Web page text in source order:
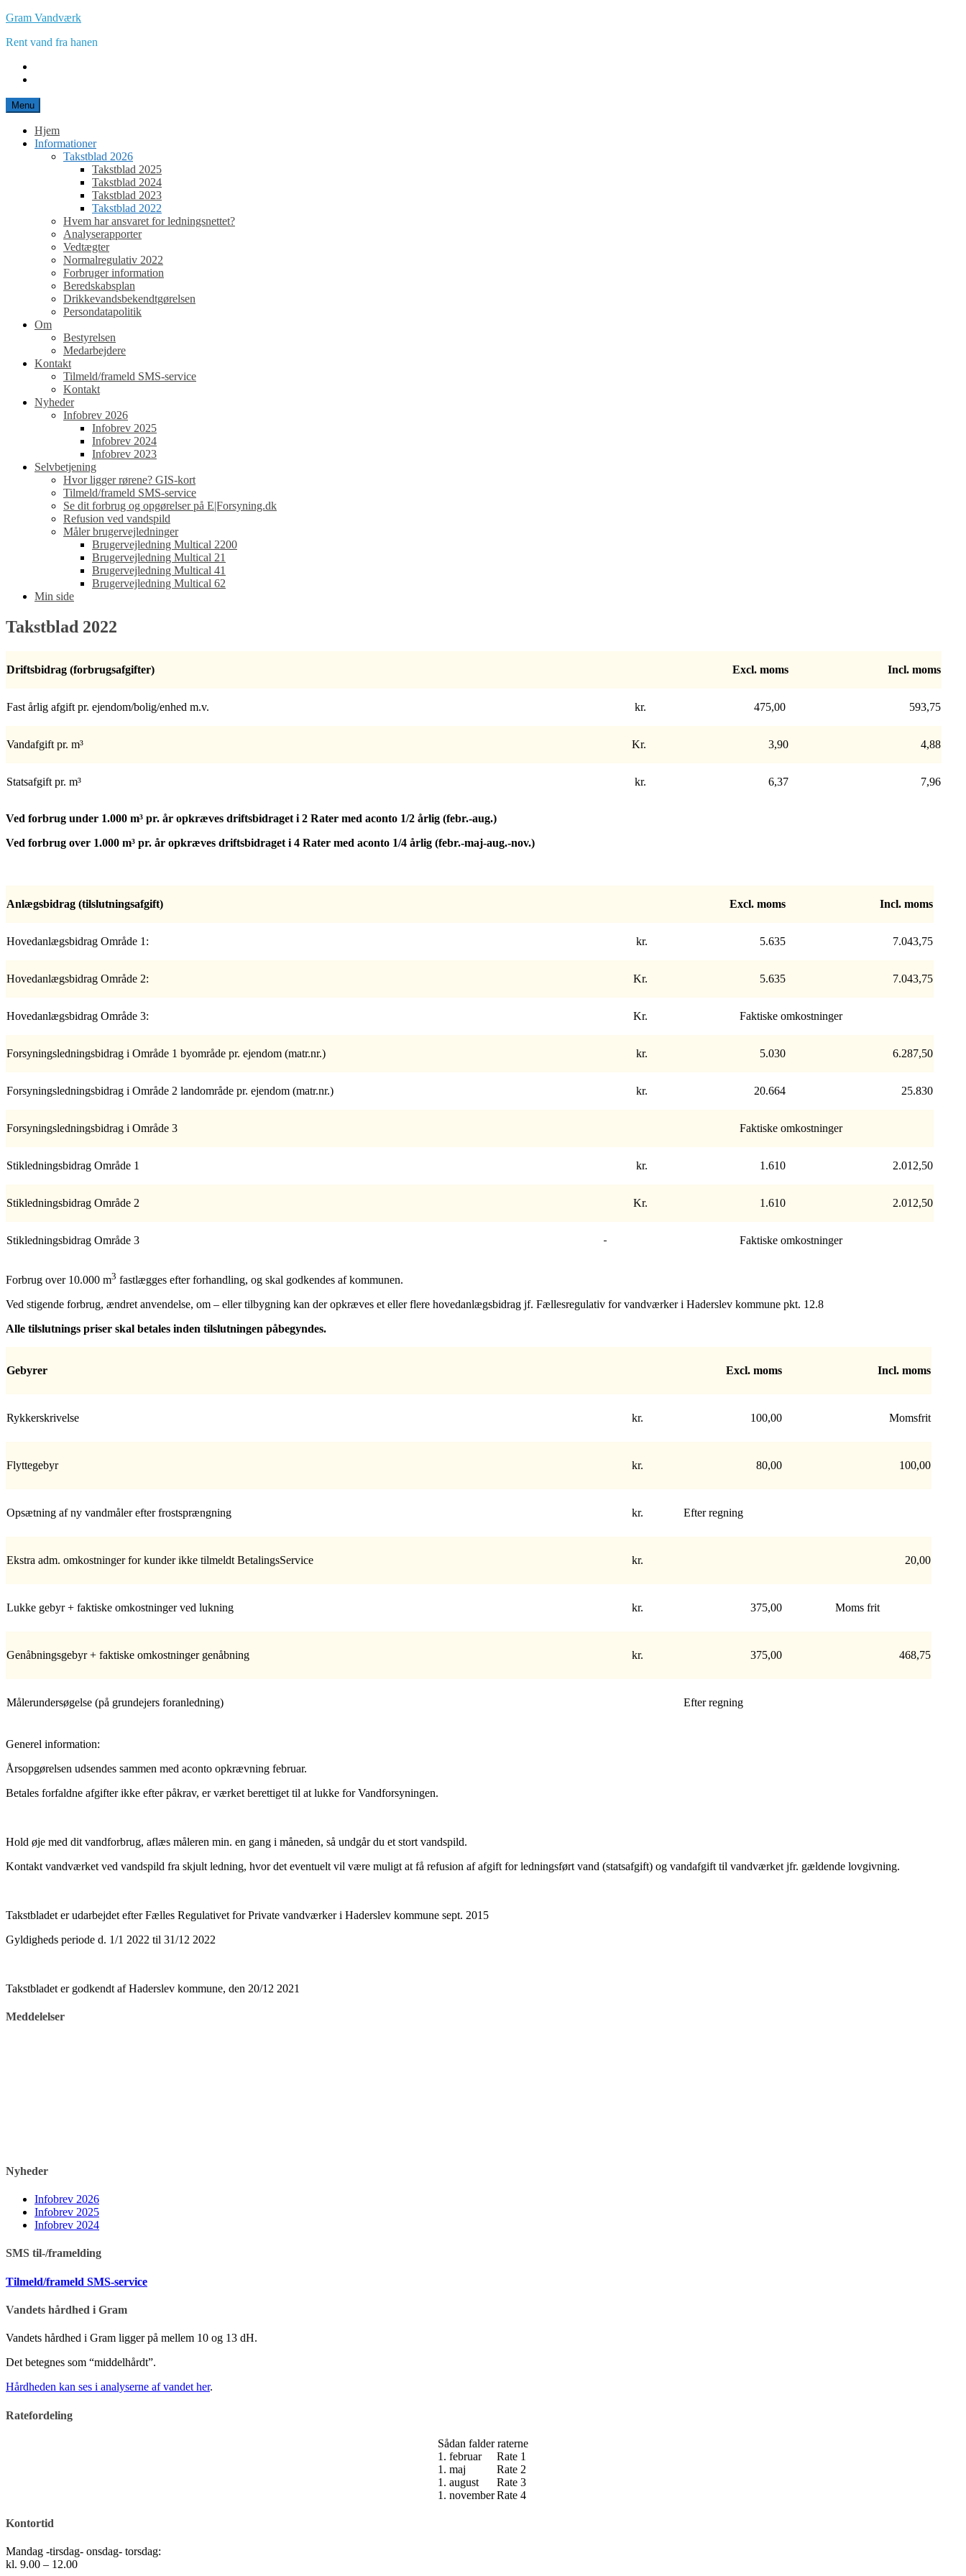
Spring
indhold
Gram Vandværk
Rent vand fra hanen
Menu
Hjem
Informationer
Takstblad 2026
Takstblad 2025
Takstblad 2024
Takstblad 2023
Takstblad 2022
Hvem har ansvaret for ledningsnettet?
Analyserapporter
Vedtægter
Normalregulativ 2022
Forbruger information
Beredskabsplan
Drikkevandsbekendtgørelsen
Persondatapolitik
Om
Bestyrelsen
Medarbejdere
Kontakt
Tilmeld/frameld SMS-service
Kontakt
Nyheder
Infobrev 2026
Infobrev 2025
Infobrev 2024
Infobrev 2023
Selvbetjening
Hvor ligger rørene? GIS-kort
Tilmeld/frameld SMS-service
Se dit forbrug og opgørelser på E|Forsyning.dk
Refusion ved vandspild
Måler brugervejledninger
Brugervejledning Multical 2200
Brugervejledning Multical 21
Brugervejledning Multical 41
Brugervejledning Multical 62
Min side
Takstblad 2022
Driftsbidrag (forbrugsafgifter) Excl. moms Incl. moms
Fast årlig afgift pr. ejendom/bolig/enhed m.v. kr. 475,00 593,75
Vandafgift pr. m³ Kr. 3,90 4,88
Statsafgift pr. m³ kr. 6,37 7,96
Ved forbrug under 1.000 m³ pr. år opkræves driftsbidraget i 2 Rater med aconto 1/2 årlig (febr.-aug.)
Ved forbrug over 1.000 m³ pr. år opkræves driftsbidraget i 4 Rater med aconto 1/4 årlig (febr.-maj-aug.-nov.)
Anlægsbidrag (tilslutningsafgift) Excl. moms Incl. moms
Hovedanlægsbidrag Område 1: kr. 5.635 7.043,75
Hovedanlægsbidrag Område 2: Kr. 5.635 7.043,75
Hovedanlægsbidrag Område 3: Kr. Faktiske omkostninger
Forsyningsledningsbidrag i Område 1 byområde pr. ejendom (matr.nr.) kr. 5.030 6.287,50
Forsyningsledningsbidrag i Område 2 landområde pr. ejendom (matr.nr.) kr. 20.664 25.830
Forsyningsledningsbidrag i Område 3 Faktiske omkostninger
Stikledningsbidrag Område 1 kr. 1.610 2.012,50
Stikledningsbidrag Område 2 Kr. 1.610 2.012,50
Stikledningsbidrag Område 3 Faktiske omkostninger
Forbrug over 10.000 m3 fastlægges efter forhandling, og skal godkendes af kommunen.
Ved stigende forbrug, ændret anvendelse, om – eller tilbygning kan der opkræves et eller flere hovedanlægsbidrag jf. Fællesregulativ for vandværker i Haderslev kommune pkt. 12.8
Alle tilslutnings priser skal betales inden tilslutningen påbegyndes.
Gebyrer Excl. moms Incl. moms
Rykkerskrivelse kr. 100,00 Momsfrit
Flyttegebyr kr. 80,00 100,00
Opsætning af ny vandmåler efter frostsprængning kr. Efter regning
Ekstra adm. omkostninger for kunder ikke tilmeldt BetalingsService kr. 20,00
Lukke gebyr + faktiske omkostninger ved lukning kr. 375,00 Moms frit
Genåbningsgebyr + faktiske omkostninger genåbning kr. 375,00 468,75
Målerundersøgelse (på grundejers foranledning) Efter regning
Generel information:
Årsopgørelsen udsendes sammen med aconto opkrævning februar.
Betales forfaldne afgifter ikke efter påkrav, er værket berettiget til at lukke for Vandforsyningen.
Hold øje med dit vandforbrug, aflæs måleren min. en gang i måneden, så undgår du et stort vandspild.
Kontakt vandværket ved vandspild fra skjult ledning, hvor det eventuelt vil være muligt at få refusion af afgift for ledningsført vand (statsafgift) og vandafgift til vandværket jfr. gældende lovgivning.
Takstbladet er udarbejdet efter Fælles Regulativet for Private vandværker i Haderslev kommune sept. 2015
Gyldigheds periode d. 1/1 2022 til 31/12 2022
Takstbladet er godkendt af Haderslev kommune, den 20/12 2021
Meddelelser
Nyheder
Infobrev 2026
Infobrev 2025
Infobrev 2024
SMS til-/framelding
Tilmeld/frameld SMS-service
Vandets hårdhed i Gram
Vandets hårdhed i Gram ligger på mellem 10 og 13 dH.
Det betegnes som “middelhårdt”.
Hårdheden kan ses i analyserne af vandet her.
Ratefordeling
Sådan falder raterne
1. februar
Rate 1
1. maj
Rate 2
1. august
Rate 3
1. novemberRate 4
Kontortid
Mandag -tirsdag- onsdag- torsdag:
kl. 9.00 – 12.00